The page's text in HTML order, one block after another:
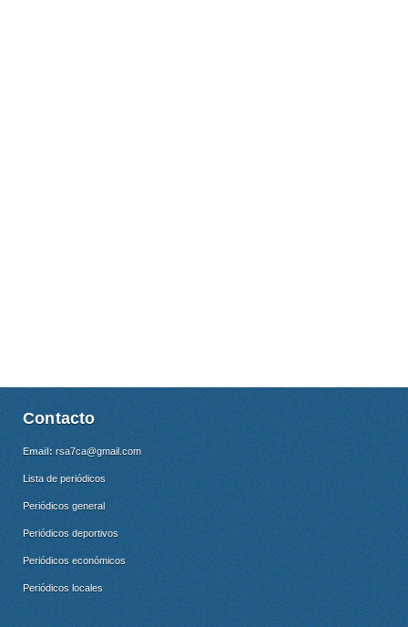
Contacto
Email: rsa7ca@gmail.com
Lista de periódicos
Periódicos general
Periódicos deportivos
Periódicos económicos
Periódicos locales